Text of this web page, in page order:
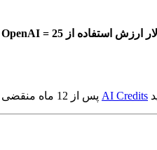
AI Credits